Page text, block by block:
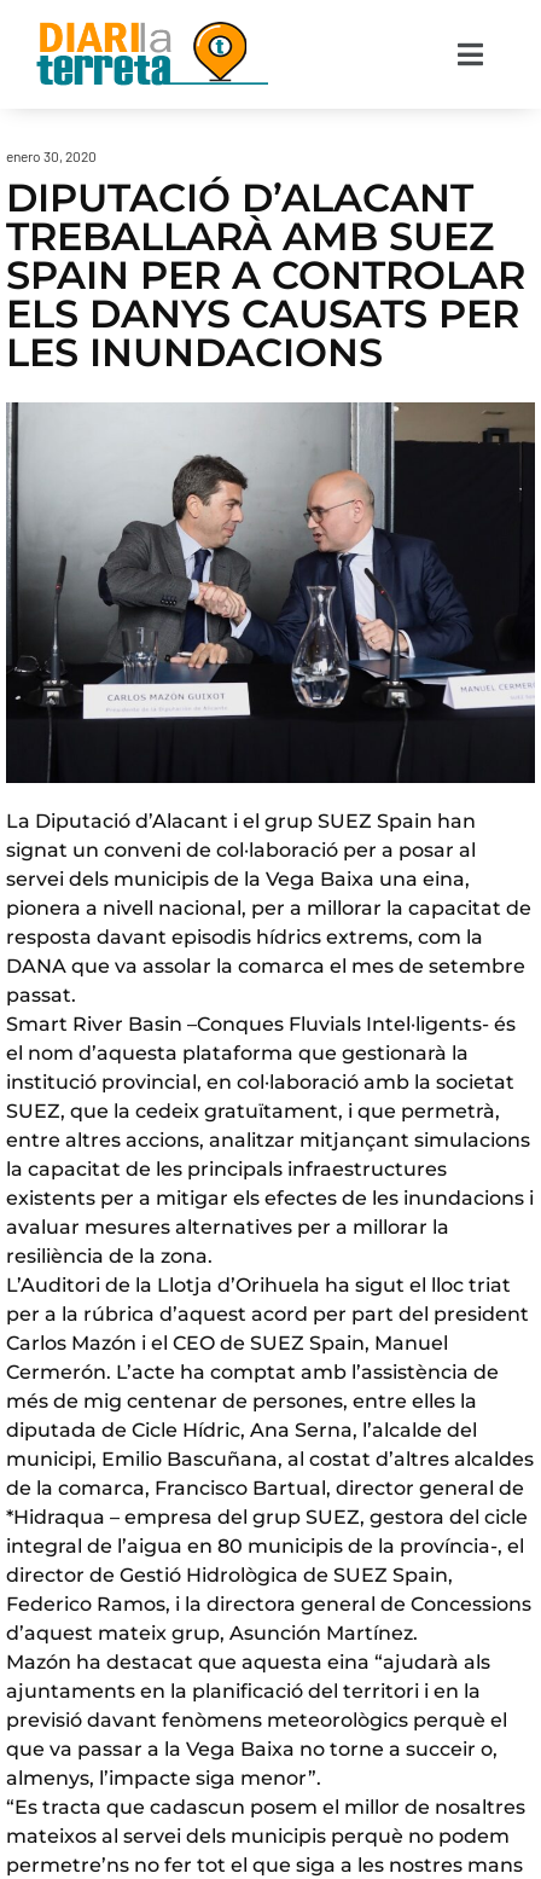
enero 30, 2020
DIPUTACIÓ D’ALACANT
TREBALLARÀ AMB SUEZ
SPAIN PER A CONTROLAR
ELS DANYS CAUSATS PER
LES INUNDACIONS
La Diputació d’Alacant i el grup SUEZ Spain han
signat un conveni de col·laboració per a posar al
servei dels municipis de la Vega Baixa una eina,
pionera a nivell nacional, per a millorar la capacitat de
resposta davant episodis hídrics extrems, com la
DANA que va assolar la comarca el mes de setembre
passat.
Smart River Basin –Conques Fluvials Intel·ligents- és
el nom d’aquesta plataforma que gestionarà la
institució provincial, en col·laboració amb la societat
SUEZ, que la cedeix gratuïtament, i que permetrà,
entre altres accions, analitzar mitjançant simulacions
la capacitat de les principals infraestructures
existents per a mitigar els efectes de les inundacions i
avaluar mesures alternatives per a millorar la
resiliència de la zona.
L’Auditori de la Llotja d’Orihuela ha sigut el lloc triat
per a la rúbrica d’aquest acord per part del president
Carlos Mazón i el CEO de SUEZ Spain, Manuel
Cermerón. L’acte ha comptat amb l’assistència de
més de mig centenar de persones, entre elles la
diputada de Cicle Hídric, Ana Serna, l’alcalde del
municipi, Emilio Bascuñana, al costat d’altres alcaldes
de la comarca, Francisco Bartual, director general de
*Hidraqua – empresa del grup SUEZ, gestora del cicle
integral de l’aigua en 80 municipis de la província-, el
director de Gestió Hidrològica de SUEZ Spain,
Federico Ramos, i la directora general de Concessions
d’aquest mateix grup, Asunción Martínez.
Mazón ha destacat que aquesta eina “ajudarà als
ajuntaments en la planificació del territori i en la
previsió davant fenòmens meteorològics perquè el
que va passar a la Vega Baixa no torne a succeir o,
almenys, l’impacte siga menor”.
“Es tracta que cadascun posem el millor de nosaltres
mateixos al servei dels municipis perquè no podem
permetre’ns no fer tot el que siga a les nostres mans